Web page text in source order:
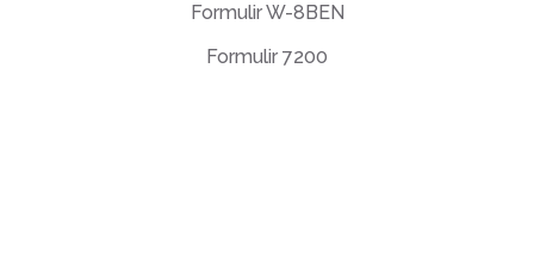
Formulir W-8BEN
Formulir 7200